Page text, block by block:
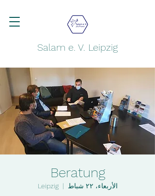
Salam e. V. Leipzig
Beratung
الأربعاء، ٢٢ شباط
  |
Leipzig